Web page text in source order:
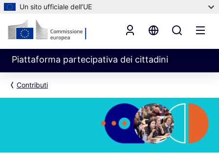
Un sito ufficiale dell’UE
Piattaforma partecipativa dei cittadini
Contributi